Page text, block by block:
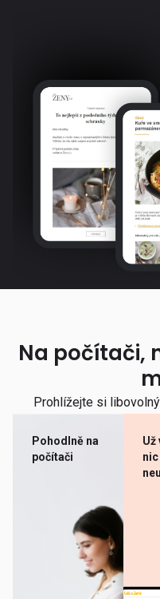
Na počítači,
Prohlížejte si
Pohodlně na
počítači
Už
nic